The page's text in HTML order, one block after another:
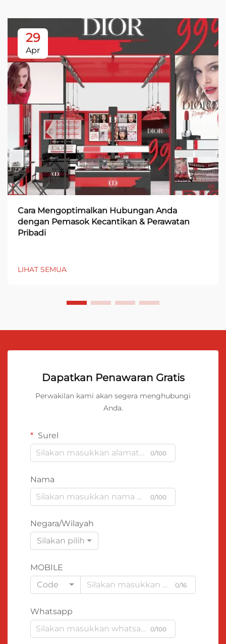
29
Apr
Cara Mengoptimalkan Hubungan Anda
dengan Pemasok Kecantikan & Perawatan
Pribadi
LIHAT SEMUA
Dapatkan Penawaran Gratis
Perwakilan kami akan segera menghubungi
Anda.
Surel
0/100
Nama
0/100
Negara/Wilayah
Silakan pilih
MOBILE
Code
0/16
Whatsapp
0/100